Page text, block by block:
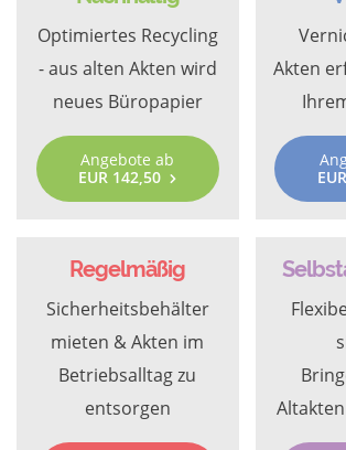
Optimiertes Recycling
- aus alten Akten wird
neues Büropapier
Angebote ab
EUR 142,50
Akten
Regelmäßig
Sicherheitsbehälter
mieten & Akten im
Betriebsalltag zu
entsorgen